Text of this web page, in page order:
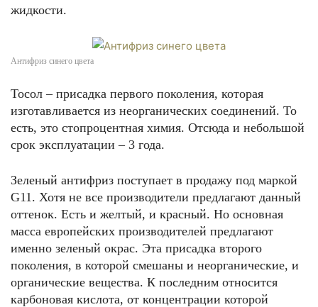
жидкости.
Антифриз синего цвета
Тосол – присадка первого поколения, которая
изготавливается из неорганических соединений. То
есть, это стопроцентная химия. Отсюда и небольшой
срок эксплуатации – 3 года.
Зеленый антифриз поступает в продажу под маркой
G11. Хотя не все производители предлагают данный
оттенок. Есть и желтый, и красный. Но основная
масса европейских производителей предлагают
именно зеленый окрас. Эта присадка второго
поколения, в которой смешаны и неорганические, и
органические вещества. К последним относится
карбоновая кислота, от концентрации которой